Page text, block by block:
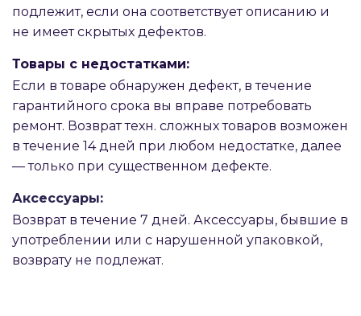
подлежит, если она соответствует описанию и
не имеет скрытых дефектов.
Товары с недостатками:
Если в товаре обнаружен дефект, в течение
гарантийного срока вы вправе потребовать
ремонт. Возврат техн. сложных товаров возможен
в течение 14 дней при любом недостатке, далее
— только при существенном дефекте.
Аксессуары:
Возврат в течение 7 дней. Аксессуары, бывшие в
употреблении или с нарушенной упаковкой,
возврату не подлежат.